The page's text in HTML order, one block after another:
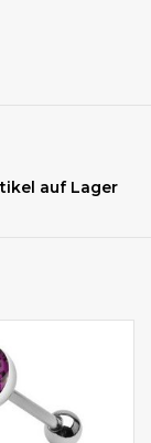
auf Lager